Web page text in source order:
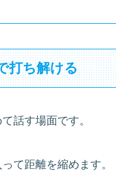
打ち解ける
話す場面です。
て距離を縮めます。